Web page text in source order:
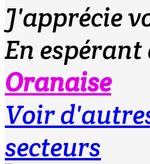
J'apprécie
En espérant
Oranaise
Voir
secteurs